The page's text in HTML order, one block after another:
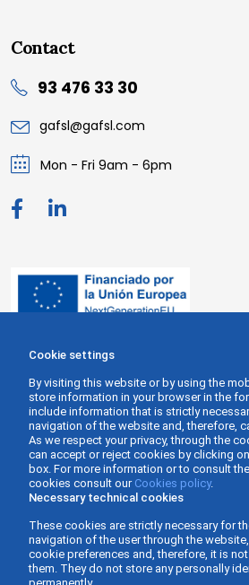
Contact
93 476 33 30
gafsl@gafsl.com
Mon - Fri 9am - 6pm
Cookie settings
By visiting this website or by using the
store information in your browser in the
include information that is strictly
navigation of the website and, therefore,
As we respect your privacy, through the
can accept or reject cookies by clicking
box. For more information or to consult
cookies consult our Cookies policy.
Necessary technical cookies
These cookies are strictly necessary for
navigation of the user through the
cookie preferences and, therefore, it is
them. They do not store any personally